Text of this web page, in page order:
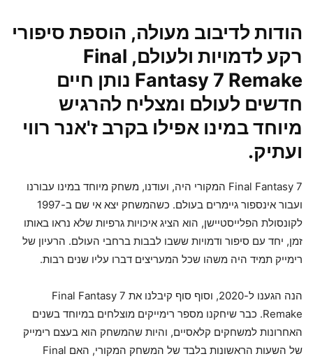
הודות לדיבוב מעולה, הוספת סיפורי
רקע לדמויות ולעולם, Final
Fantasy 7 Remake נותן חיים
חדשים לעולם ומצליח להרגיש
מיוחד במינו אפילו בקרב ז'אנר רווי
ועתיק.
Final Fantasy 7 המקורי היה, ועודנו, משחק מיוחד במינו עבורנו
ועבור אינספור גיימרים בעולם. כשהמשחק יצא אי שם ב-1997
לקונסולת הפלייסטיישן, הוא הציג איכויות גרפיות שלא נראו באותו
זמן, יחד עם סיפור ודמויות ששבו לבבות ברחבי העולם. הרעיון של
רימייק תמיד היה משהו שכל המעריצים דברו עליו שנים רבות.
הנה הגענו ל-2020, וסוף סוף קיבלנו את Final Fantasy 7
Remake. כבר שיחקנו מספר רימייקים מוצלחים במיוחד בשנים
האחרונות למשחקים קלאסיים, והיות שהמשחק הוא בעצם רימייק
של השעות הראשונות בלבד של המשחק המקורי, האם Final